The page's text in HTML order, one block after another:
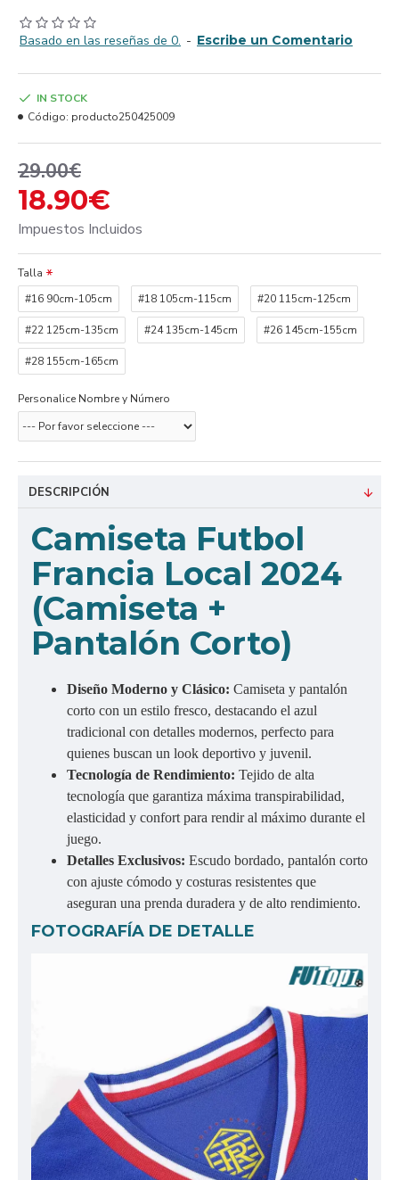
Basado en las reseñas de 0. - Escribe un Comentario
18.90€
29.00€
Impuestos Incluidos
IN STOCK
Código: producto250425009
Talla
#16 90cm-105cm
#18 105cm-115cm #20 115cm-125cm
#22 125cm-135cm #24 135cm-145cm #26 145cm-155cm
#28 155cm-165cm
Personalice Nombre y Número
DESCRIPCIÓN
Camiseta Futbol
Francia Local 2024
(Camiseta +
Pantalón Corto)
Diseño Moderno y Clásico: Camiseta y pantalón
corto con un estilo fresco, destacando el azul
tradicional con detalles modernos, perfecto para
quienes buscan un look deportivo y juvenil.
Tecnología de Rendimiento: Tejido de alta
tecnología que garantiza máxima transpirabilidad,
elasticidad y confort para rendir al máximo durante el
juego.
Detalles Exclusivos: Escudo bordado, pantalón corto
con ajuste cómodo y costuras resistentes que
aseguran una prenda duradera y de alto rendimiento.
FOTOGRAFÍA DE DETALLE